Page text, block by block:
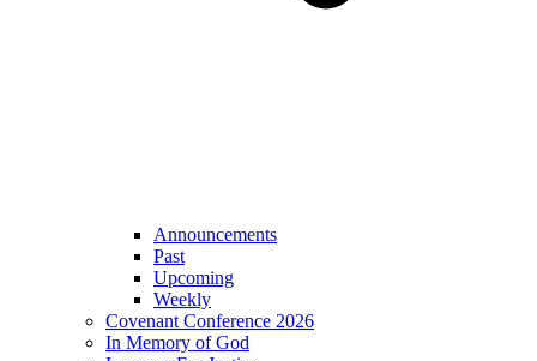
Announcements
Past
Upcoming
Weekly
Covenant Conference 2026
In Memory of God